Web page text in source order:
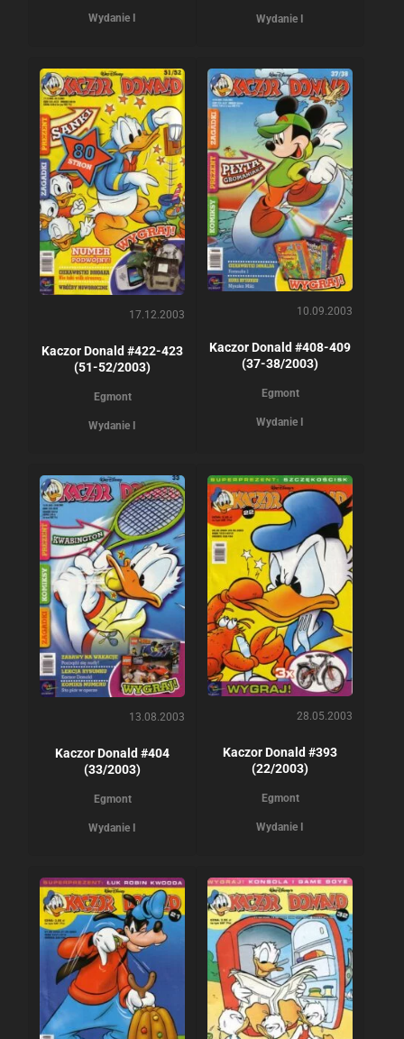
Wydanie I Wydanie I
17.12.2003
Kaczor Donald #422-423
(51-52/2003)
Egmont
Wydanie I
10.09.2003
Kaczor Donald #408-409
(37-38/2003)
Egmont
Wydanie I
13.08.2003
Kaczor Donald #404
(33/2003)
Egmont
Wydanie I
28.05.2003
Kaczor Donald #393
(22/2003)
Egmont
Wydanie I